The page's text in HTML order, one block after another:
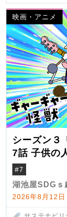
映画・アニメ
シーズン３
7話 子供
#7
湖池屋SDGｓ
2026年8月12